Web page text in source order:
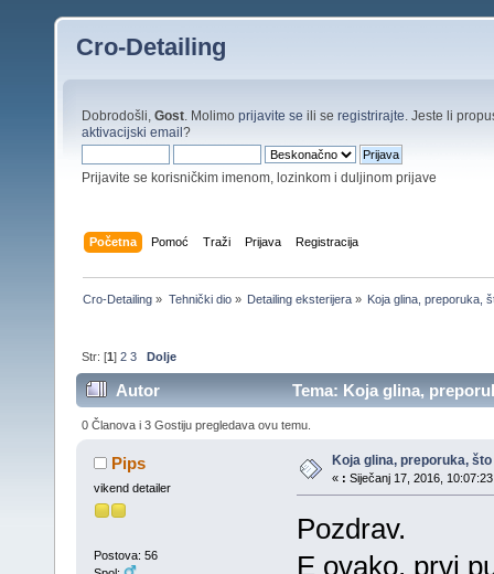
Cro-Detailing
Dobrodošli, Gost . Molimo prijavite se ili se registrirajte . Jeste li
aktivacijski email?
Prijavite se korisničkim imenom, lozinkom i duljinom prijave
Početna Pomoć Traži Prijava Registracija
Cro-Detailing » Tehnički dio» Detailing eksterijera» Koja glina, preporuka,
Str: [1]2 3 Dolje
Autor Tema: Koja glina,
0 Članova i 3 Gostiju pregledava ovu temu.
Pips
vikend detailer
Postova: 56
Koja glina, preporuka,
« : Siječanj 17, 2016,
Pozdrav.
E ovako, prvi